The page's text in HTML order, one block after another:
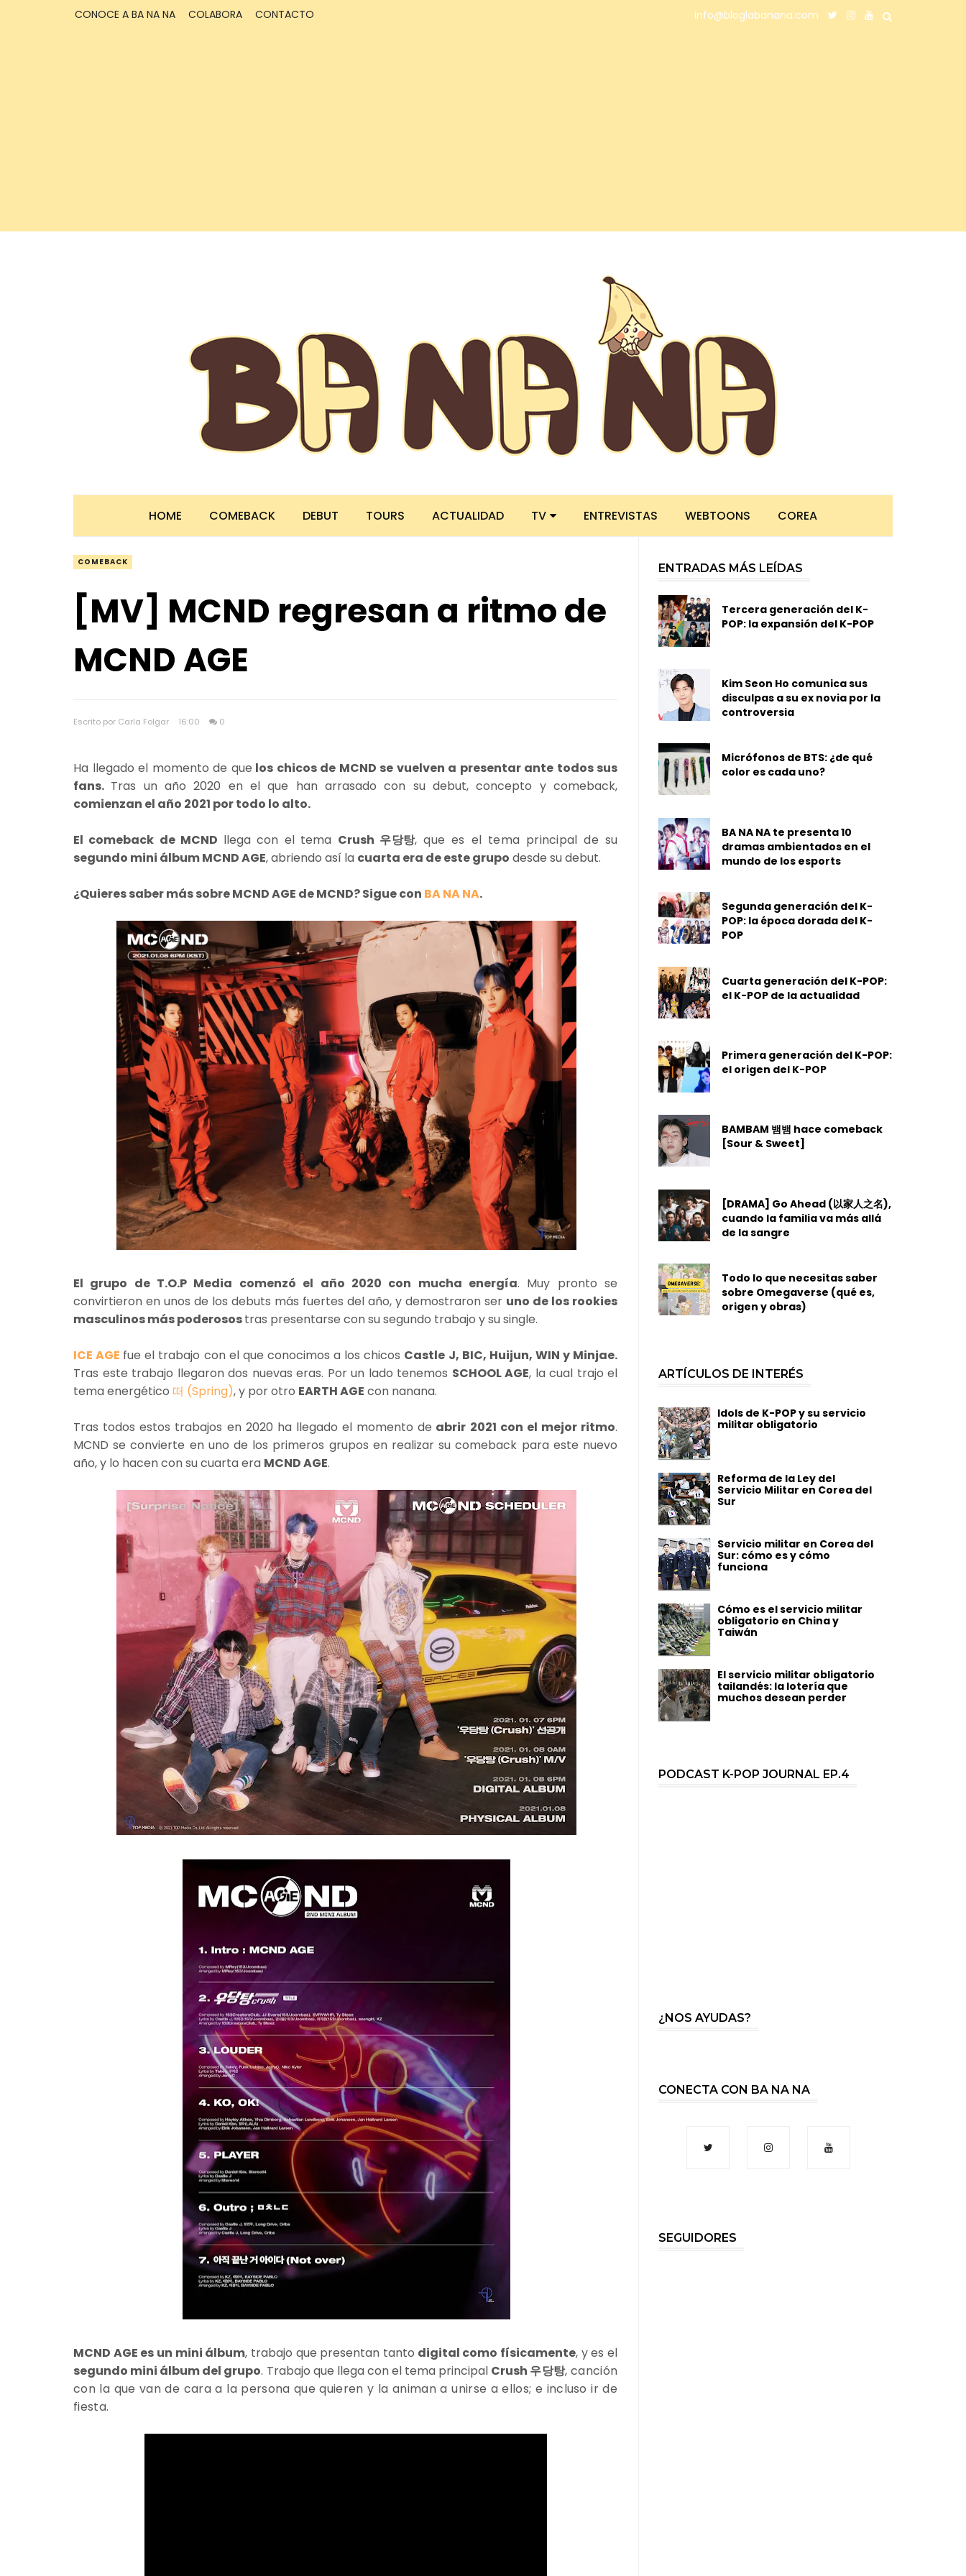
CONOCE A BA NA NA COLABORA CONTACTO info@bloglabanana.com
HOME COMEBACK DEBUT TOURS ACTUALIDAD TV ENTREVISTAS WEBTOONS COREA
COMEBACK
[MV] MCND regresan a ritmo de
MCND AGE
Escrito por Carla Folgar 16:00 0
Ha llegado el momento de que los chicos de MCND se vuelven a presentar ante todos sus
fans. Tras un año 2020 en el que han arrasado con su debut, concepto y comeback,
comienzan el año 2021 por todo lo alto.
El comeback de MCND llega con el tema Crush 우당탕, que es el tema principal de su
segundo mini álbum MCND AGE, abriendo así la cuarta era de este grupo desde su debut.
¿Quieres saber más sobre MCND AGE de MCND? Sigue con BA NA NA.
El grupo de T.O.P Media comenzó el año 2020 con mucha energía. Muy pronto se
convirtieron en unos de los debuts más fuertes del año, y demostraron ser uno de los rookies
masculinos más poderosostras presentarse con su segundo trabajo y su single.
ICE AGE fue el trabajo con el que conocimos a los chicos Castle J, BIC, Huijun, WIN y Minjae.
Tras este trabajo llegaron dos nuevas eras. Por un lado tenemos SCHOOL AGE, la cual trajo el
tema energético 떠 (Spring), y por otro EARTH AGE con nanana.
Tras todos estos trabajos en 2020 ha llegado el momento de abrir 2021 con el mejor ritmo.
MCND se convierte en uno de los primeros grupos en realizar su comeback para este nuevo
año, y lo hacen con su cuarta era MCND AGE.
MCND AGE es un mini álbum, trabajo que presentan tanto digital como físicamente, y es el
segundo mini álbum del grupo. Trabajo que llega con el tema principal Crush 우당탕, canción
con la que van de cara a la persona que quieren y la animan a unirse a ellos; e incluso ir de
fiesta.
ENTRADAS MÁS LEÍDAS
Tercera generación del K-
POP: la expansión del K-POP
Kim Seon Ho comunica sus
disculpas a su ex novia por la
controversia
Micrófonos de BTS: ¿de qué
color es cada uno?
BA NA NA te presenta 10
dramas ambientados en el
mundo de los esports
Segunda generación del K-
POP: la época dorada del K-
POP
Cuarta generación del K-POP:
el K-POP de la actualidad
Primera generación del K-POP:
el origen del K-POP
BAMBAM 뱀뱀 hace comeback
[Sour & Sweet]
[DRAMA] Go Ahead (以家人之名),
cuando la familia va más allá
de la sangre
Todo lo que necesitas saber
sobre Omegaverse (qué es,
origen y obras)
ARTÍCULOS DE INTERÉS
Idols de K-POP y su servicio
militar obligatorio
Reforma de la Ley del
Servicio Militar en Corea del
Sur
Servicio militar en Corea del
Sur: cómo es y cómo
funciona
Cómo es el servicio militar
obligatorio en China y
Taiwán
El servicio militar obligatorio
tailandés: la lotería que
muchos desean perder
PODCAST K-POP JOURNAL EP.4
¿NOS AYUDAS?
CONECTA CON BA NA NA
SEGUIDORES